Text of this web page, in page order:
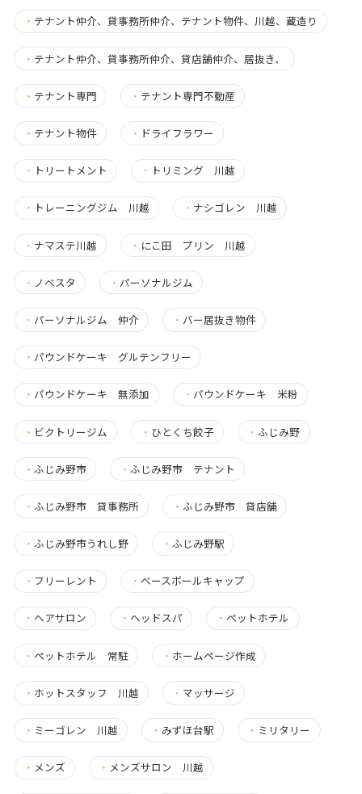
・ テナント仲介、貸事務所仲介、テナント物件、川越、蔵造り
・ テナント仲介、貸事務所仲介、貸店舗仲介、居抜き、
・ テナント専門 ・ テナント専門不動産
・ テナント物件 ・ ドライフラワー
・ トリートメント ・ トリミング 川越
・ トレーニングジム 川越 ・ ナシゴレン 川越
・ ナマステ川越 ・ にこ田 プリン 川越
・ ノベスタ ・ パーソナルジム
・ パーソナルジム 仲介 ・ バー居抜き物件
・ パウンドケーキ グルテンフリー
・ パウンドケーキ 無添加 ・ パウンドケーキ 米粉
・ ビクトリージム ・ ひとくち餃子 ・ふじみ野
・ ふじみ野市 ・ふじみ野市 テナント
・ ふじみ野市 貸事務所 ・ふじみ野市 貸店舗
・ ふじみ野市うれし野 ・ふじみ野駅
・ フリーレント ・ ベースボールキャップ
・ ヘアサロン ・ ヘッドスパ ・ペットホテル
・ ペットホテル 常駐 ・ ホームページ作成
・ ホットスタッフ 川越 ・ マッサージ
・ ミーゴレン 川越 ・ みずほ台駅 ・ ミリタリー
・ メンズ ・ メンズサロン 川越